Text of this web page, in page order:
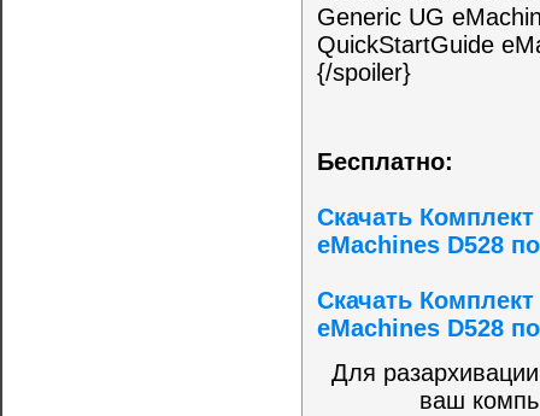
Generic UG
QuickStartGuide
{/spoiler}
Бесплатно:
Скачать
eMachines D528
Скачать
eMachines D528
Для
ваш